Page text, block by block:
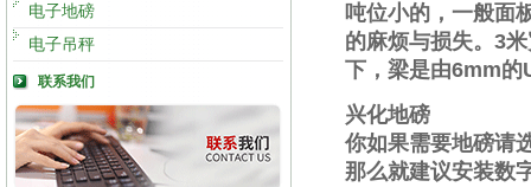
电子地磅
电子吊秤
联系我们
吨位小的，一般面
的麻烦与损失。 3
下，梁是由6mm的
兴化地磅
你如果需要地磅请
那么就建议安装数